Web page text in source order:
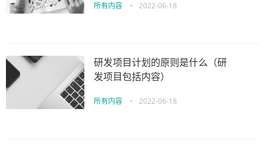
所有内容 • 2022-06-18
研发项目计划的原则是什么（研
发项目包括内容）
所有内容 • 2022-06-18